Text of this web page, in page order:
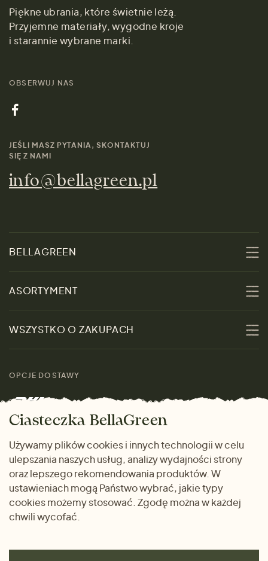
Piękne ubrania, które świetnie leżą.
Przyjemne materiały, wygodne kroje
i starannie wybrane marki.
OBSERWUJ NAS
JEŚLI MASZ PYTANIA, SKONTAKTUJ
SIĘ Z NAMI
info@bellagreen.pl
BELLAGREEN
Zrównoważoność
Skontaktuj się z nami
Marki
ASORTYMENT
Kobiety
Mężczyźni
Prezenty
WSZYSTKO O ZAKUPACH
rozmiarach
Zwrot towaru
Dlaczego warto kupować
u nas
OPCJE DOSTAWY
METODY PŁATNOŚCI
Ciasteczka BellaGreen
Używamy plików cookies i innych technologii w celu
ulepszania naszych usług, analizy wydajności strony
oraz lepszego rekomendowania produktów. W
ustawieniach mogą Państwo wybrać, jakie typy
cookies możemy stosować. Zgodę można w każdej
chwili wycofać.